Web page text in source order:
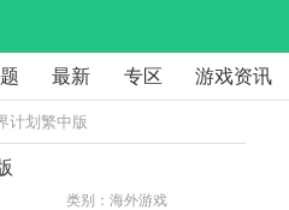
最新 专区 游戏资讯
计划繁中版
类别：海外游戏